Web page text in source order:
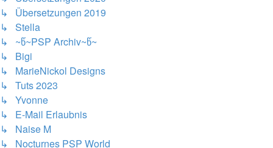
↳ Übersetzungen 2019
↳ Stella
↳ ~წ~PSP Archiv~წ~
↳ Bigi
↳ MarieNickol Designs
↳ Tuts 2023
↳ Yvonne
↳ E-Mail Erlaubnis
↳ Naise M
↳ Nocturnes PSP World